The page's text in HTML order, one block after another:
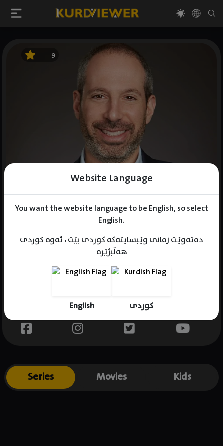
Website Language
You want the website language to be English, so select
English.
دەتەوێت زمانی وێبسایتەکە کوردی بێت ، ئەوە کوردی
هەڵبژێرە
English کوردی
9
Gender : male
Place of birth : USA
Series Movies Kids